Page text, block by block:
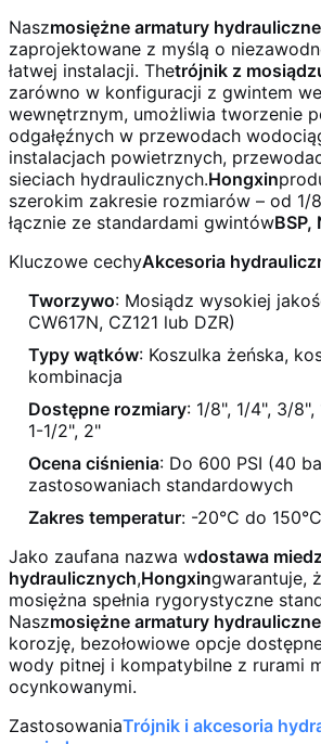
Naszmosiężne armatury hydrauliczne
zaprojektowane z myślą o
łatwej instalacji. Thetrójnik z
zarówno w konfiguracji z gwintem
wewnętrznym, umożliwia tworzenie
odgałęźnych w przewodach
instalacjach powietrznych,
sieciach hydraulicznych.Hongxin
szerokim zakresie rozmiarów – od 1/
łącznie ze standardami gwintówBSP,
Kluczowe cechyAkcesoria
Tworzywo: Mosiądz wysokiej
CW617N, CZ121 lub DZR)
Typy wątków: Koszulka żeńska,
kombinacja
Dostępne rozmiary: 1/8", 1/4", 3/8",
1-1/2", 2"
Ocena ciśnienia: Do 600 PSI (40
zastosowaniach standardowych
Zakres temperatur: -20°C do 150°C
Jako zaufana nazwa wdostawa
hydraulicznych,Hongxingwarantuje,
mosiężna spełnia rygorystyczne
Naszmosiężne armatury hydrauliczne
korozję, bezołowiowe opcje
wody pitnej i kompatybilne z rurami
ocynkowanymi.
ZastosowaniaTrójnik i akcesoria